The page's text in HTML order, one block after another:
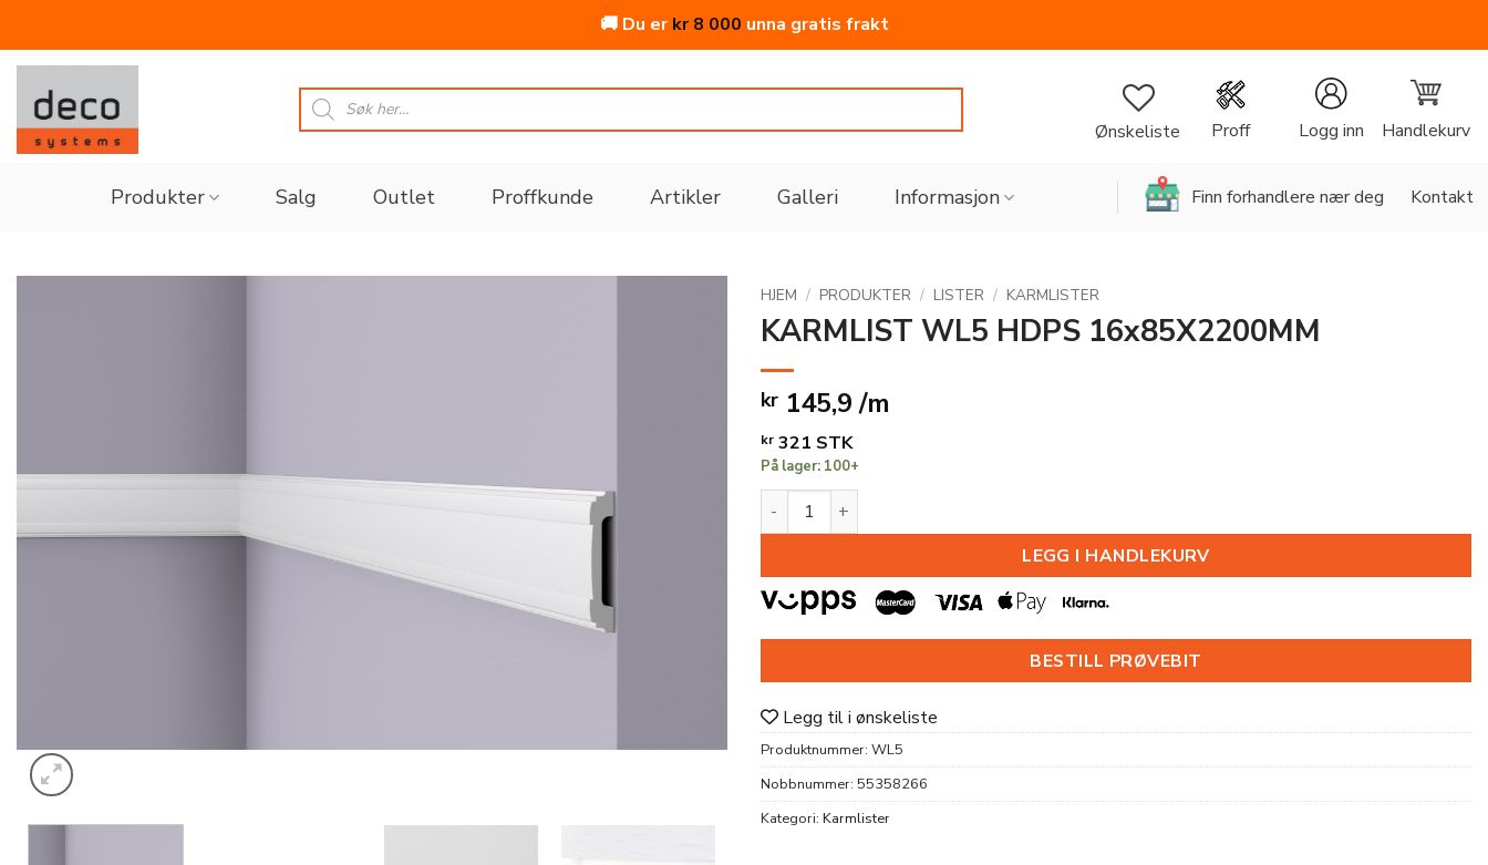
🚚 Du erkr8 000 unna gratis frakt
Skip
content
Products
search
Ønskeliste Proff Logg inn Handlekurv
Produkter Salg Outlet Proffkunde Artikler Galleri Informasjon Finn forhandlere nær deg Kontakt
HJEM / PRODUKTER / LISTER / KARMLISTER
KARMLIST WL5 HDPS 16x85X2200MM
kr 145,9 /m
kr 321 STK
På lager: 100+
KARMLIST WL5 HDPS 16x85X2200MM antall
LEGG I HANDLEKURV
BESTILL PRØVEBIT
Legg til i ønskeliste
Produktnummer: WL5
Nobbnummer: 55358266
Kategori: Karmlister